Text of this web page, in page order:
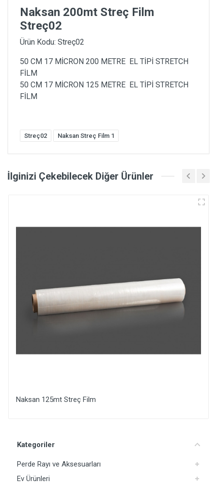
Kategoriler
Perde Rayı ve Aksesuarları
Ev Ürünleri
Naksan 200mt Streç Film
Streç02
Ürün Kodu: Streç02
50 CM 17 MİCRON 200 METRE EL TİPİ STRETCH
FİLM
50 CM 17 MİCRON 125 METRE EL TİPİ STRETCH
FİLM
Streç02 Naksan Streç Film 1
İlginizi Çekebilecek Diğer Ürünler
Naksan 125mt Streç Film